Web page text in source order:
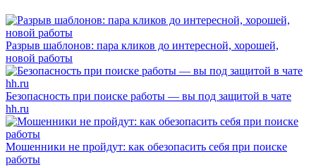
Разрыв шаблонов: пара кликов до интересной, хорошей,
новой работы
Безопасность при поиске работы — вы под защитой в чате
hh.ru
Мошенники не пройдут: как обезопасить себя при поиске
работы